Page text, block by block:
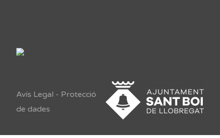
Avís Legal - Protecció
de dades